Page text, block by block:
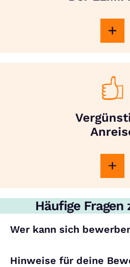
Häufige Fragen
Wer kann sich
Hinweise für deine